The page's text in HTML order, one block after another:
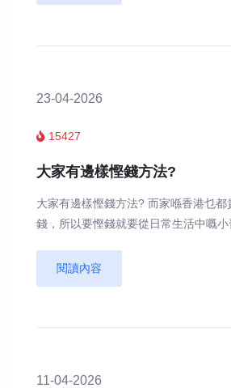
23-04-2026
15427
大家有邊樣慳錢方法?
大家有邊樣慳錢方法? 而家喺香港乜都
錢，所以要慳錢就要從日常生活中嘅小
閱讀內容
11-04-2026